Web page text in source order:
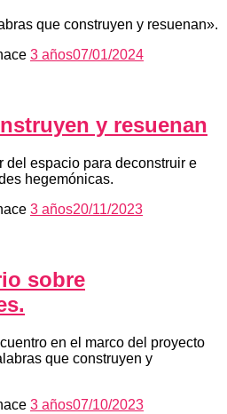
que construyen y resuenan».
3 años07/01/2024
y resuenan
del espacio para deconstruir e
hegemónicas.
3 años20/11/2023
sobre
en el marco del proyecto
que construyen y
3 años07/10/2023